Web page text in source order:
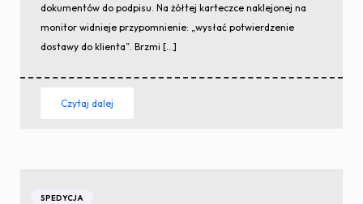
dokumentów do podpisu. Na żółtej karteczce naklejonej na
monitor widnieje przypomnienie: „wysłać potwierdzenie
dostawy do klienta”. Brzmi […]
Czytaj dalej
SPEDYCJA